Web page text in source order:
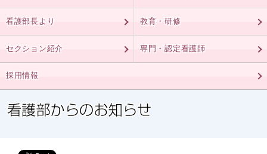
看護部長より 教育・研修
セクション紹介 専門・認定看護師
採用情報